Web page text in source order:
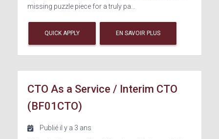
missing puzzle piece for a truly pa...
QUICK APPLY EN SAVOIR PLUS
CTO As a Service / Interim CTO
(BF01CTO)
Publié il y a 3 ans